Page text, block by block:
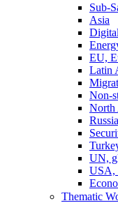
Sub-
Asia
EU,
Latin
Non-
North
UN,
USA,
Thematic